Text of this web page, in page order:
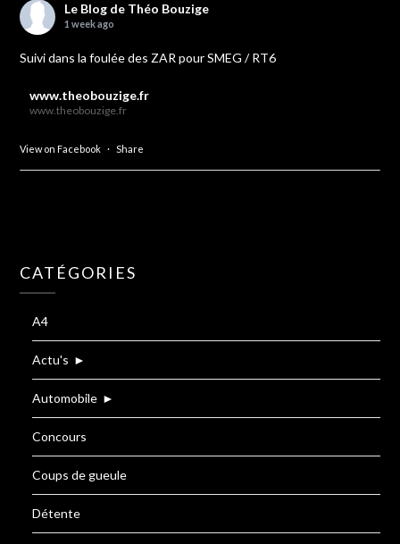
Le Blog de Théo Bouzige
1 week ago
Suivi dans la foulée des ZAR pour SMEG / RT6
www.theobouzige.fr
www.theobouzige.fr
View on Facebook · Share
CATÉGORIES
A4
Actu's ►
Automobile ►
Concours
Coups de gueule
Détente